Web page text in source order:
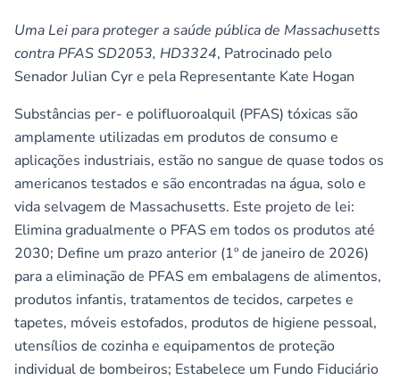
Uma Lei para proteger a saúde pública de Massachusetts
contra PFAS SD2053, HD3324, Patrocinado pelo
Senador Julian Cyr e pela Representante Kate Hogan
Substâncias per- e polifluoroalquil (PFAS) tóxicas são
amplamente utilizadas em produtos de consumo e
aplicações industriais, estão no sangue de quase todos os
americanos testados e são encontradas na água, solo e
vida selvagem de Massachusetts. Este projeto de lei:
Elimina gradualmente o PFAS em todos os produtos até
2030; Define um prazo anterior (1º de janeiro de 2026)
para a eliminação de PFAS em embalagens de alimentos,
produtos infantis, tratamentos de tecidos, carpetes e
tapetes, móveis estofados, produtos de higiene pessoal,
utensílios de cozinha e equipamentos de proteção
individual de bombeiros; Estabelece um Fundo Fiduciário